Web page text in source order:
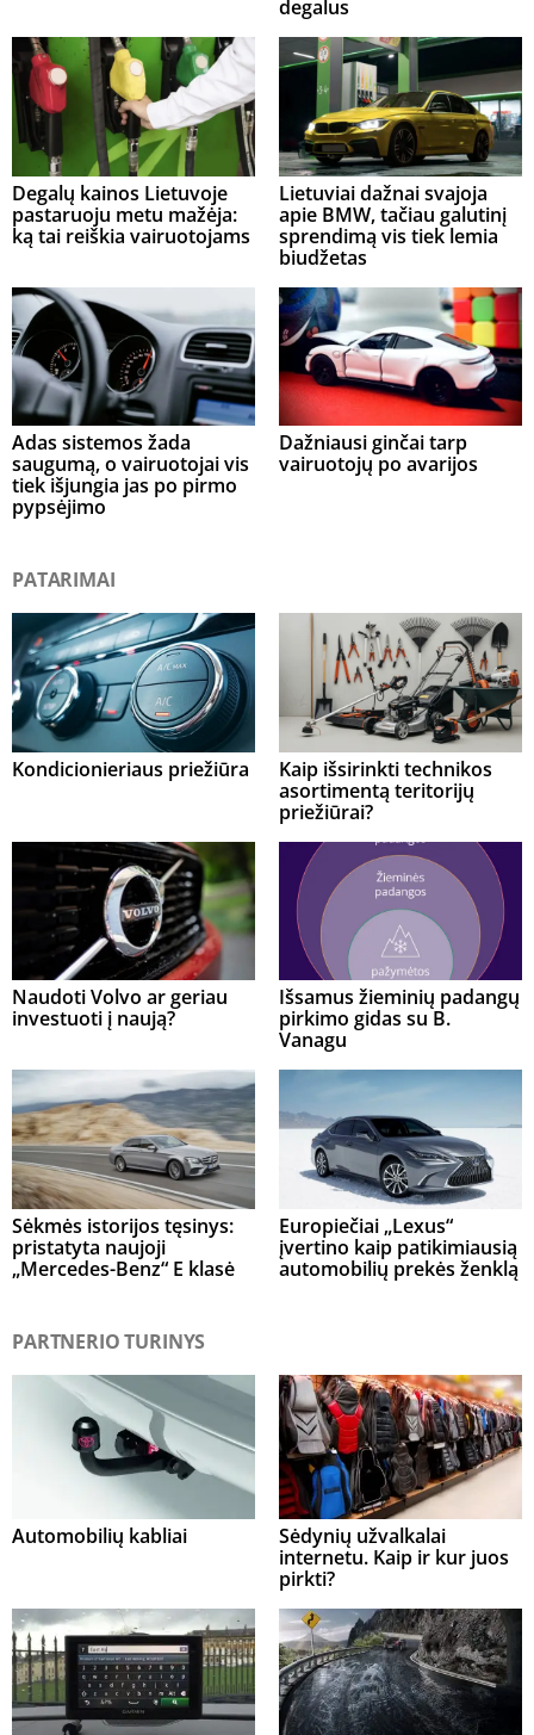
degalus
Degalų kainos Lietuvoje
pastaruoju metu mažėja:
ką tai reiškia vairuotojams
Lietuviai dažnai svajoja
apie BMW, tačiau galutinį
sprendimą vis tiek lemia
biudžetas
Adas sistemos žada
saugumą, o vairuotojai vis
tiek išjungia jas po pirmo
pypsėjimo
Dažniausi ginčai tarp
vairuotojų po avarijos
PATARIMAI
Kondicionieriaus priežiūra
Kaip išsirinkti technikos
asortimentą teritorijų
priežiūrai?
Naudoti Volvo ar geriau
investuoti į naują?
Išsamus žieminių padangų
pirkimo gidas su B.
Vanagu
Sėkmės istorijos tęsinys:
pristatyta naujoji
„Mercedes-Benz“ E klasė
Europiečiai „Lexus“
įvertino kaip patikimiausią
automobilių prekės ženklą
PARTNERIO TURINYS
Automobilių kabliai
Sėdynių užvalkalai
internetu. Kaip ir kur juos
pirkti?